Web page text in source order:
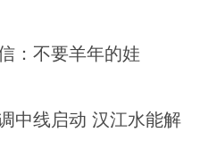
：不要羊年的娃
中线启动 汉江水能解